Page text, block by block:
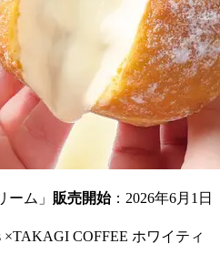
ーム」 販売開始：2026年6月1日
×TAKAGI COFFEE ホワイティ